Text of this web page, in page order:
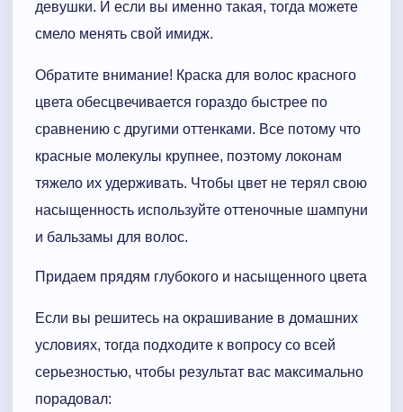
девушки. И если вы именно такая, тогда можете
смело менять свой имидж.
Обратите внимание! Краска для волос красного
цвета обесцвечивается гораздо быстрее по
сравнению с другими оттенками. Все потому что
красные молекулы крупнее, поэтому локонам
тяжело их удерживать. Чтобы цвет не терял свою
насыщенность используйте оттеночные шампуни
и бальзамы для волос.
Придаем прядям глубокого и насыщенного цвета
Если вы решитесь на окрашивание в домашних
условиях, тогда подходите к вопросу со всей
серьезностью, чтобы результат вас максимально
порадовал: